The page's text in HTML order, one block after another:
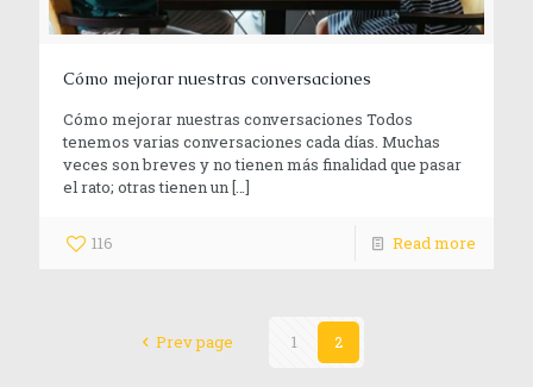
Cómo mejorar nuestras conversaciones
Cómo mejorar nuestras conversaciones Todos
tenemos varias conversaciones cada días. Muchas
veces son breves y no tienen más finalidad que pasar
el rato; otras tienen un[…]
116 Read more
Prev page 1 2